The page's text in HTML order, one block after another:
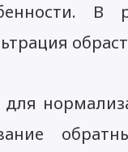
В
для